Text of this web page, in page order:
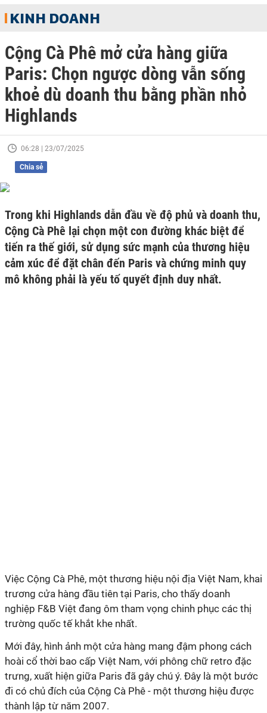
KINH DOANH
Cộng Cà Phê mở cửa hàng giữa
Paris: Chọn ngược dòng vẫn sống
khoẻ dù doanh thu bằng phần nhỏ
Highlands
06:28 | 23/07/2025
Chia sẻ
Trong khi Highlands dẫn đầu về độ phủ và doanh thu,
Cộng Cà Phê lại chọn một con đường khác biệt để
tiến ra thế giới, sử dụng sức mạnh của thương hiệu
cảm xúc để đặt chân đến Paris và chứng minh quy
mô không phải là yếu tố quyết định duy nhất.
Việc Cộng Cà Phê, một thương hiệu nội địa Việt Nam, khai
trương cửa hàng đầu tiên tại Paris, cho thấy doanh
nghiệp F&B Việt đang ôm tham vọng chinh phục các thị
trường quốc tế khắt khe nhất.
Mới đây, hình ảnh một cửa hàng mang đậm phong cách
hoài cổ thời bao cấp Việt Nam, với phông chữ retro đặc
trưng, xuất hiện giữa Paris đã gây chú ý. Đây là một bước
đi có chủ đích của Cộng Cà Phê - một thương hiệu được
thành lập từ năm 2007.